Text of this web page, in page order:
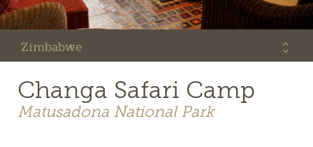
Zimbabwe
Changa Safari Camp
Matusadona National Park